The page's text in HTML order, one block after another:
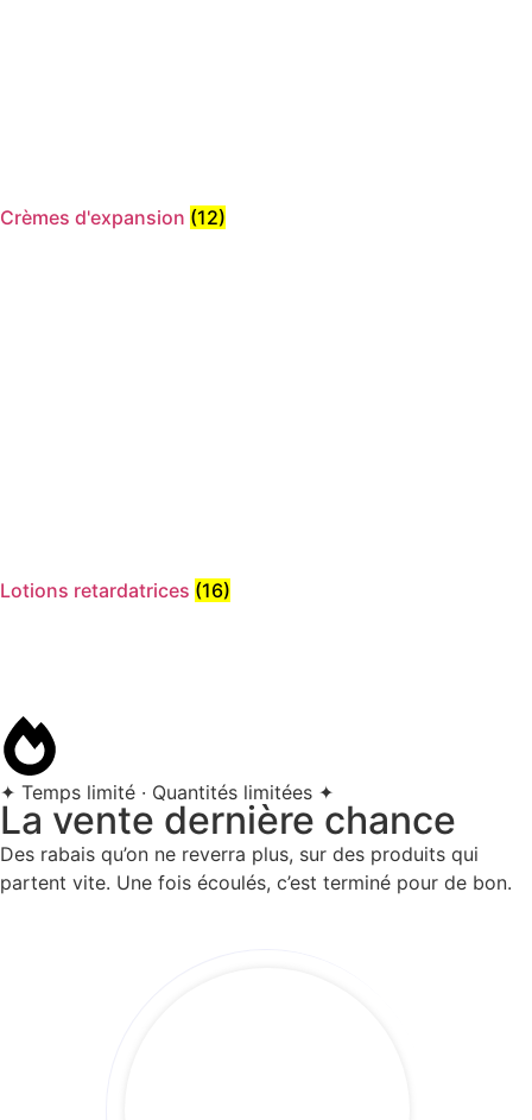
Crèmes d'expansion (12)
Lotions retardatrices (16)
✦ Temps limité · Quantités limitées ✦
La vente dernière chance
Des rabais qu’on ne reverra plus, sur des produits qui
partent vite. Une fois écoulés, c’est terminé pour de bon.